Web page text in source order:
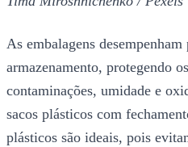
As embalagens
armazenamento, protegendo
contaminações, umidade e
sacos plásticos com
plásticos são ideais, pois